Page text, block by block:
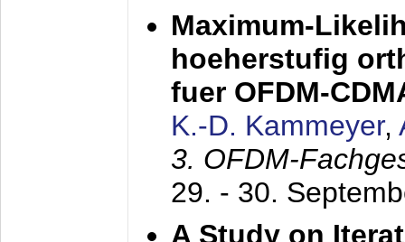
Maximum-
hoeherstufig
fuer OFDM-
K.-D. Kammeyer,
3. OFDM-
29. - 30.
A Study on